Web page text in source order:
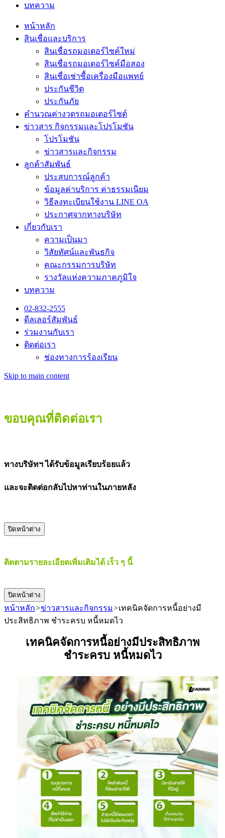
บทความ
หน้าหลัก
สินเชื่อและบริการ
สินเชื่อรถมอเตอร์ไซค์ใหม่
สินเชื่อรถมอเตอร์ไซค์มือสอง
สินเชื่อเช่าซื้อเครื่องมือแพทย์
ประกันชีวิต
ประกันภัย
คำนวณค่างวดรถมอเตอร์ไซต์
ข่าวสาร กิจกรรมและโปรโมชัน
โปรโมชัน
ข่าวสารและกิจกรรม
ลูกค้าสัมพันธ์
ประสบการณ์ลูกค้า
ข้อมูลค่าบริการ ค่าธรรมเนียม
วิธีลงทะเบียนใช้งาน LINE OA
ประกาศจากทางบริษัท
เกี่ยวกับเรา
ความเป็นมา
วิสัยทัศน์และพันธกิจ
คณะกรรมการบริษัท
รางวัลแห่งความภาคภูมิใจ
บทความ
02-832-2555
ดีลเลอร์สัมพันธ์
ร่วมงานกับเรา
ติดต่อเรา
ช่องทางการร้องเรียน
Skip to main content
ขอบคุณที่ติดต่อเรา
ทางบริษัทฯ ได้รับข้อมูลเรียบร้อยแล้ว
และจะติดต่อกลับไปหาท่านในภายหลัง
ปิดหน้าต่าง
ติดตามรายละเอียดเพิ่มเติมได้ เร็ว ๆ นี้
ปิดหน้าต่าง
หน้าหลัก>ข่าวสารและกิจกรรม>เทคนิคจัดการหนี้อย่างมี
ประสิทธิภาพ ชำระครบ หนี้หมดไว
เทคนิคจัดการหนี้อย่างมีประสิทธิภาพ
ชำระครบ หนี้หมดไว